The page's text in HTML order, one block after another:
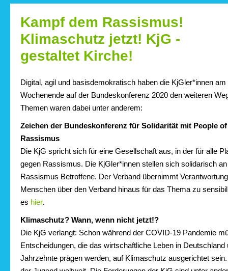
Kampf dem Rassismus!
Klimaschutz jetzt! KjG -
gestaltet Kirche!
Digital, agil und basisdemokratisch haben die KjGler*innen
Wochenende auf der Bundeskonferenz 2020 den weiteren
Themen waren dabei unter anderem:
Zeichen der Bundeskonferenz für Solidarität mit People
Rassismus
Die KjG spricht sich für eine Gesellschaft aus, in der für alle
gegen Rassismus. Die KjGler*innen stellen sich solidarisch
Rassismus Betroffene. Der Verband übernimmt
Menschen über den Verband hinaus für das Thema zu
es hier.
Klimaschutz? Wann, wenn nicht jetzt!?
Die KjG verlangt: Schon während der COVID-19 Pandemie
Entscheidungen, die das wirtschaftliche Leben in Deutschland
Jahrzehnte prägen werden, auf Klimaschutz ausgerichtet